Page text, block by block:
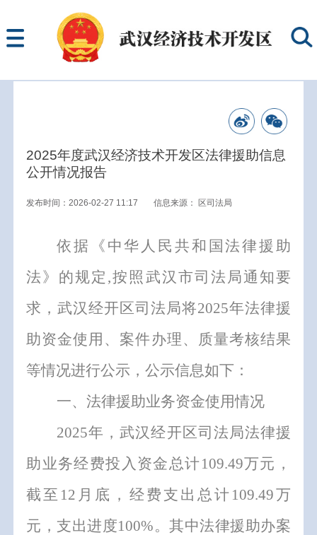
2025年度武汉经济技术开发区法律援助信息
公开情况报告
发布时间：2026-02-27 11:17 信息来源： 区司法局
依据《中华人民共和国法律援助
法》的规定 ,按照 武汉市司法局通知要
求 ，武汉经开 区司法局将2025年法律援
助资金使用、案件办理、质量考核结果
等情况进行公示 ，公示信息如下 ：
一、法律援助业务资金使用情况
2025年 ，武汉经开 区司法局法律援
助业务经费投入资金总计109.49万元 ，
截至 12 月底 ， 经费支出总计 109.49万
元 ， 支出进度100%。其中法律援助办案